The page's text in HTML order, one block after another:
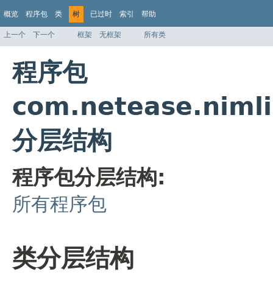
概览 程序包 类 树 已过时 索引 帮助
上一个 下一个 框架 无框架 所有类
程序包
分层结构
程序包分层结构:
所有程序包
类分层结构